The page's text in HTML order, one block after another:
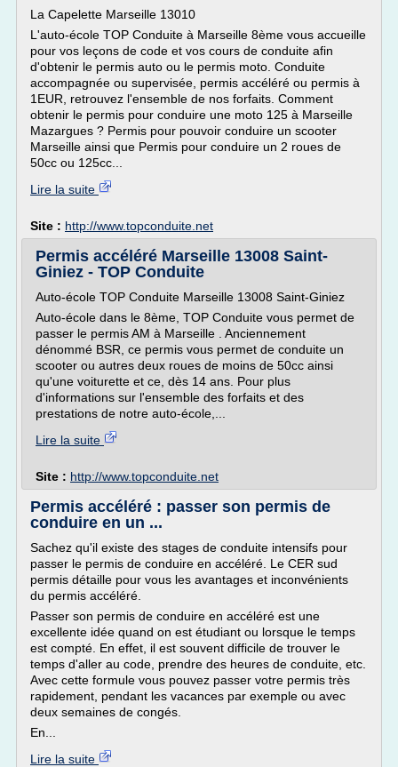
La Capelette Marseille 13010
L'auto-école TOP Conduite à Marseille 8ème vous accueille
pour vos leçons de code et vos cours de conduite afin
d'obtenir le permis auto ou le permis moto. Conduite
accompagnée ou supervisée, permis accéléré ou permis à
1EUR, retrouvez l'ensemble de nos forfaits. Comment
obtenir le permis pour conduire une moto 125 à Marseille
Mazargues ? Permis pour pouvoir conduire un scooter
Marseille ainsi que Permis pour conduire un 2 roues de
50cc ou 125cc...
Lire la suite
Site : http://www.topconduite.net
Permis accéléré Marseille 13008 Saint-
Giniez - TOP Conduite
Auto-école TOP Conduite Marseille 13008 Saint-Giniez
Auto-école dans le 8ème, TOP Conduite vous permet de
passer le permis AM à Marseille . Anciennement
dénommé BSR, ce permis vous permet de conduite un
scooter ou autres deux roues de moins de 50cc ainsi
qu'une voiturette et ce, dès 14 ans. Pour plus
d'informations sur l'ensemble des forfaits et des
prestations de notre auto-école,...
Lire la suite
Site : http://www.topconduite.net
Permis accéléré : passer son permis de
conduire en un ...
Sachez qu'il existe des stages de conduite intensifs pour
passer le permis de conduire en accéléré. Le CER sud
permis détaille pour vous les avantages et inconvénients
du permis accéléré.
Passer son permis de conduire en accéléré est une
excellente idée quand on est étudiant ou lorsque le temps
est compté. En effet, il est souvent difficile de trouver le
temps d'aller au code, prendre des heures de conduite, etc.
Avec cette formule vous pouvez passer votre permis très
rapidement, pendant les vacances par exemple ou avec
deux semaines de congés.
En...
Lire la suite